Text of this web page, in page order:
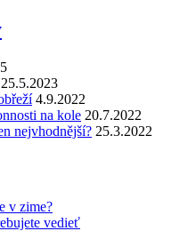
25.5.2023
4.9.2022
na kole 20.7.2022
nejvhodnější? 25.3.2022
v zime?
vedieť